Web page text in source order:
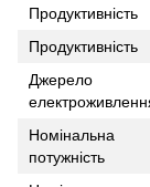
Продуктивність
Продуктивність
Джерело
Номінальна
потужність